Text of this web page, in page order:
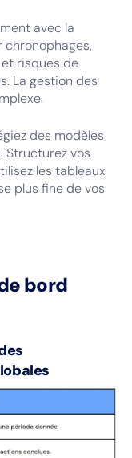
avec la
chronophages,
risques de
La gestion des
des modèles
Structurez vos
les tableaux
plus fine de vos
bord